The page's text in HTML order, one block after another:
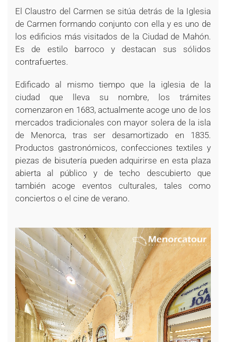
El Claustro del Carmen se sitúa detrás de la Iglesia
de Carmen formando conjunto con ella y es uno de
los edificios más visitados de la Ciudad de Mahón.
Es de estilo barroco y destacan sus sólidos
contrafuertes.
Edificado al mismo tiempo que la iglesia de la
ciudad que lleva su nombre, los trámites
comenzaron en 1683, actualmente acoge uno de los
mercados tradicionales con mayor solera de la isla
de Menorca, tras ser desamortizado en 1835.
Productos gastronómicos, confecciones textiles y
piezas de bisutería pueden adquirirse en esta plaza
abierta al público y de techo descubierto que
también acoge eventos culturales, tales como
conciertos o el cine de verano.